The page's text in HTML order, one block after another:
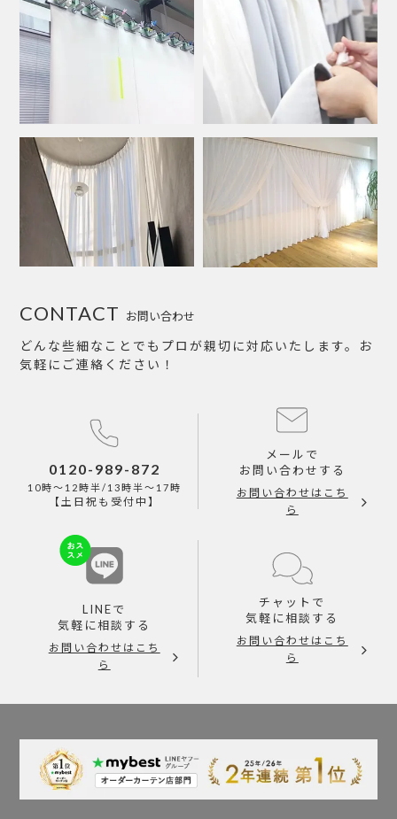
お問い合わせ
CONTACT
どんな些細なことでもプロが親切に対応いたします。お
気軽にご連絡ください！
0120-989-872
10時～12時半/13時半～17時
【土日祝も受付中】
メールで
お問い合わせする
お問い合わせはこち
ら
LINEで
気軽に相談する
お問い合わせはこち
ら
チャットで
気軽に相談する
お問い合わせはこち
ら